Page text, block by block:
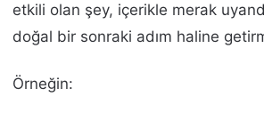
etkili olan şey, içerikle merak
doğal bir sonraki adım haline
Örneğin: